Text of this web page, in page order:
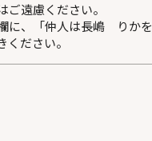
遠慮ください。
に、「仲人は長嶋 りかを
ださい。